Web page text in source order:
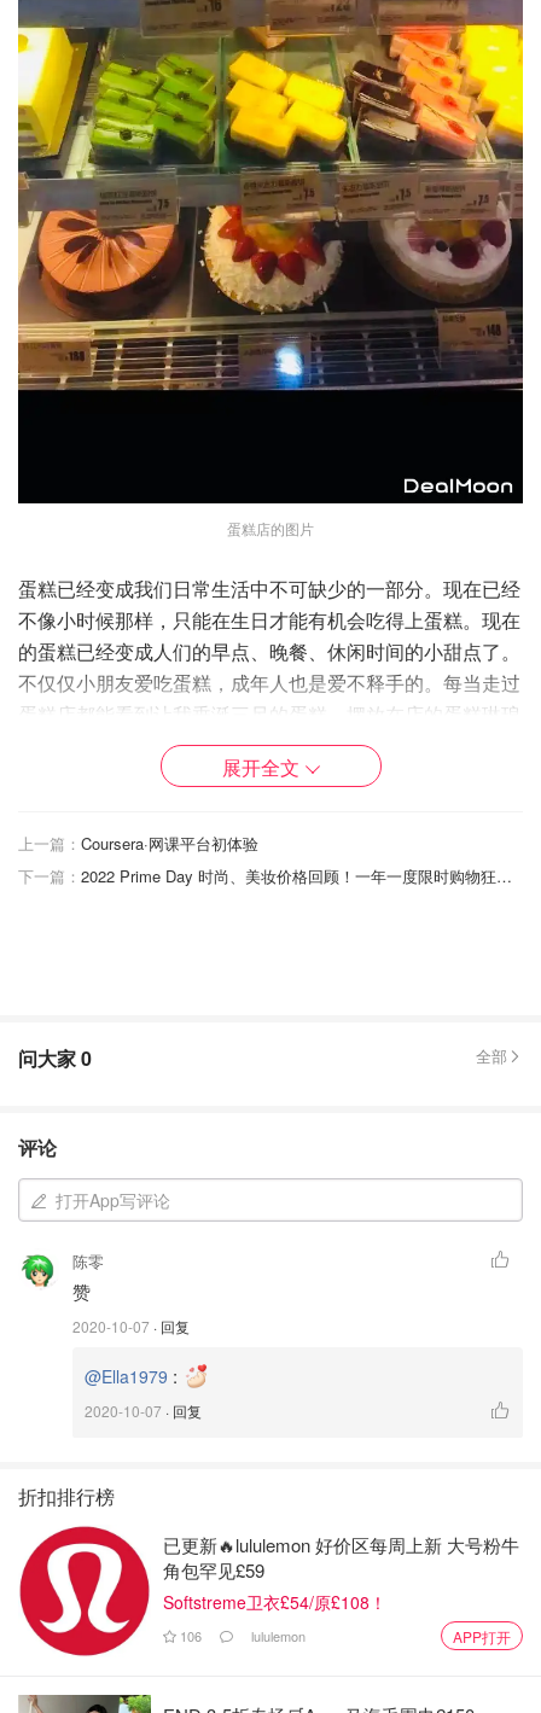
蛋糕店的图片
蛋糕已经变成我们日常生活中不可缺少的一部分。现在已经
不像小时候那样，只能在生日才能有机会吃得上蛋糕。现在
的蛋糕已经变成人们的早点、晚餐、休闲时间的小甜点了。
不仅仅小朋友爱吃蛋糕，成年人也是爱不释手的。每当走过
蛋糕店都能看到让我垂涎三尺的蛋糕。摆放在店的蛋糕琳琅
满目、颜色缤纷，看到我眼花缭乱，不知从何选择。每当这
时我的选择焦虑性又犯了。展开全文
上一篇： Coursera·网课平台初体验
下一篇：
2022 Prime Day 时尚、美妆价格回顾！一年一度限时购物狂欢来啦！
问大家0 全部
评论
打开App写评论
陈零
赞
2020-10-07 · 回复
@Ella1979 :
2020-10-07 · 回复
折扣排行榜
已更新🔥lululemon 好价区每周上新 大号粉牛
角包罕见£59
Softstreme卫衣£54/原£108！
106 lululemon APP打开